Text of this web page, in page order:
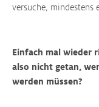
versuche, mindestens
Einfach mal wieder
also nicht getan,
werden müssen?